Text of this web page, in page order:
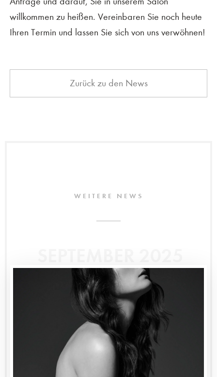
willkommen zu heißen. Vereinbaren Sie noch heute
Ihren Termin und lassen Sie sich von uns verwöhnen!
Zurück zu den News
WEITERE NEWS